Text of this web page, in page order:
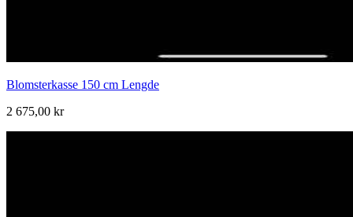
Blomsterkasse 150 cm Lengde
2 675,00 kr